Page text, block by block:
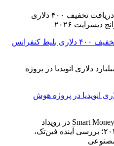
فرصت استثنایی: دریافت تخفیف ۴۰۰ دلاری بلیط کنفرانس
میلیارد دلاری انویدیا در پروژه هوش